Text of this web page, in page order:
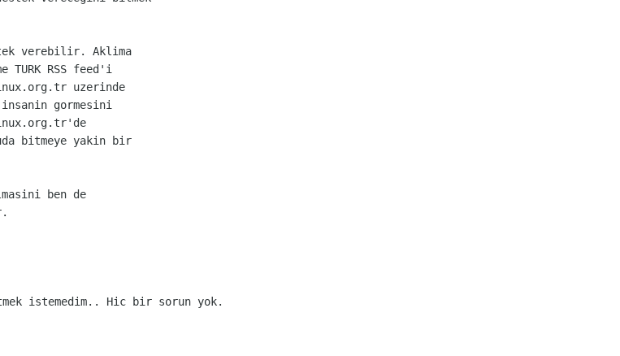
verebilir. Aklima
RSS feed'i
uzerinde
gormesini
bitmeye yakin bir
ben de
istemedim.. Hic bir sorun yok.